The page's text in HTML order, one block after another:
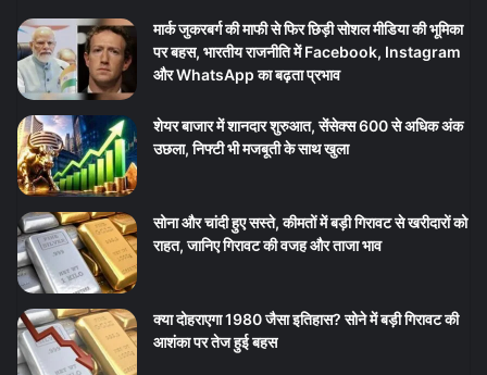
मार्क जुकरबर्ग की माफी से फिर छिड़ी सोशल मीडिया की भूमिका
पर बहस, भारतीय राजनीति में Facebook, Instagram
और WhatsApp का बढ़ता प्रभाव
शेयर बाजार में शानदार शुरुआत, सेंसेक्स 600 से अधिक अंक
उछला, निफ्टी भी मजबूती के साथ खुला
सोना और चांदी हुए सस्ते, कीमतों में बड़ी गिरावट से खरीदारों को
राहत, जानिए गिरावट की वजह और ताजा भाव
क्या दोहराएगा 1980 जैसा इतिहास? सोने में बड़ी गिरावट की
आशंका पर तेज हुई बहस